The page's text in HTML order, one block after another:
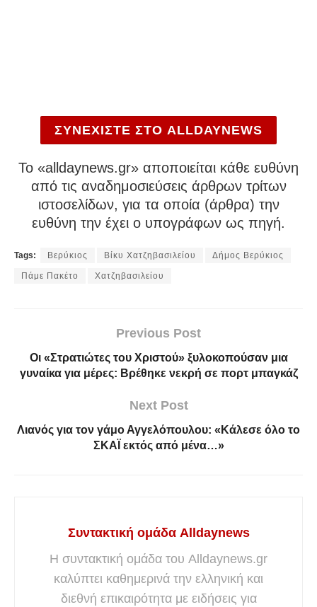
ΣΥΝΕΧΙΣΤΕ ΣΤΟ ALLDAYNEWS
To «alldaynews.gr» αποποιείται κάθε ευθύνη
από τις αναδημοσιεύσεις άρθρων τρίτων
ιστοσελίδων, για τα οποία (άρθρα) την
ευθύνη την έχει ο υπογράφων ως πηγή.
Tags: Βερύκιος Βίκυ Χατζηβασιλείου Δήμος Βερύκιος
Πάμε Πακέτο Χατζηβασιλείου
Previous Post
Οι «Στρατιώτες του Χριστού» ξυλοκοπούσαν μια
γυναίκα για μέρες: Βρέθηκε νεκρή σε πορτ μπαγκάζ
Next Post
Λιανός για τον γάμο Αγγελόπουλου: «Κάλεσε όλο το
ΣΚΑΪ εκτός από μένα…»
Συντακτική ομάδα Alldaynews
Η συντακτική ομάδα του Alldaynews.gr
καλύπτει καθημερινά την ελληνική και
διεθνή επικαιρότητα με ειδήσεις για